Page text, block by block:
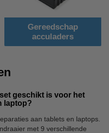
Gereedschap
acculaders
geschikt is voor het
laptop?
aan tablets en laptops.
met 9 verschillende